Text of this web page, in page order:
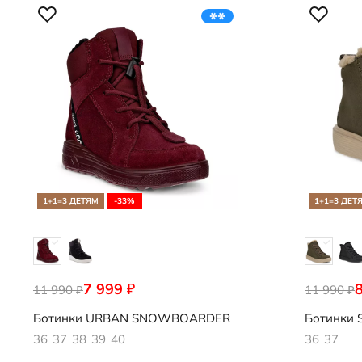
1+1=3 ДЕТЯМ -33%
7 999 ₽
11 990₽
722363/61359
Ботинки URBAN SNOWBOARDER
36 37 38 39 40
1+1=3
11 990₽
713873/
Ботинки
36 37